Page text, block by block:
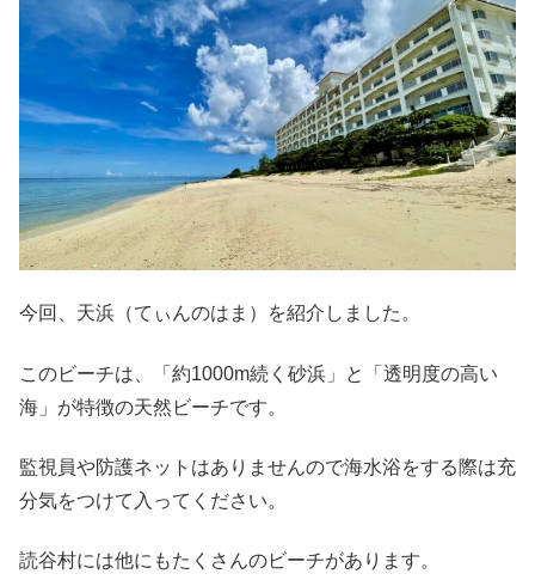
今回、天浜（てぃんのはま）を紹介しました。
このビーチは、「約1000m続く砂浜」と「透明度の高い
海」が特徴の天然ビーチです。
監視員や防護ネットはありませんので海水浴をする際は充
分気をつけて入ってください。
読谷村には他にもたくさんのビーチがあります。